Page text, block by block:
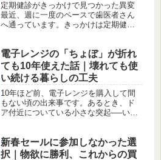
定期健診がきっかけで見つかった異変
最近、週に一度のペースで歯医者さん
へ通っています。きっかけは定期健診
感がなく、痛みもなかったため、正直
そこまで深刻に考えていませんでし
た。...
電子レンジの「ちょぼ」が折れ
ても10年使えた話｜壊れても使
い続ける暮らしの工夫
10年ほど前、電子レンジを購入して間
もない頃の出来事です。あるとき、ド
ア付近についている小さな突起──いわ
熱機能には何の問題もありません。け
れど、その小さな突起が折れただけ...
新春セールに参加しなかった選
択｜物欲に勝利、これからの買